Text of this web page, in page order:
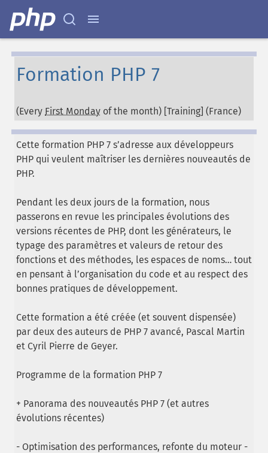
Formation PHP 7
(Every First Monday of the month) [Training] (France)
Cette formation PHP 7 s’adresse aux développeurs
PHP qui veulent maîtriser les dernières nouveautés de
PHP.
Pendant les deux jours de la formation, nous
passerons en revue les principales évolutions des
versions récentes de PHP, dont les générateurs, le
typage des paramètres et valeurs de retour des
fonctions et des méthodes, les espaces de noms… tout
en pensant à l’organisation du code et au respect des
bonnes pratiques de développement.
Cette formation a été créée (et souvent dispensée)
par deux des auteurs de PHP 7 avancé, Pascal Martin
et Cyril Pierre de Geyer.
Programme de la formation PHP 7
+ Panorama des nouveautés PHP 7 (et autres
évolutions récentes)
- Optimisation des performances, refonte du moteur -